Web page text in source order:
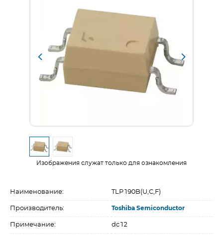
Изображения служат только для ознакомления
Наименование: TLP190B(U,C,F)
Производитель: Toshiba Semiconductor
Примечание: dc12